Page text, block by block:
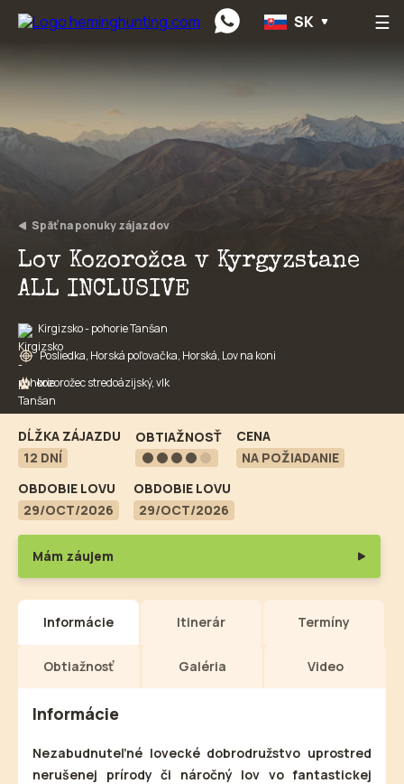
Preskočiť na obsah ☰
SK
Späť na ponuky zájazdov
Lov Kozorožca v Kyrgyzstane
ALL INCLUSIVE
Kirgizsko - pohorie Tanšan
Posliedka, Horská poľovačka, Horská, Lov na koni
kozorožec stredoázijský, vlk
DĹŽKA ZÁJAZDU
12 DNÍ
OBTIAŽNOSŤ
CENA
NA POŽIADANIE
OBDOBIE LOVU
29/OCT/2026
OBDOBIE LOVU
29/OCT/2026
Mám záujem
Informácie Itinerár Termíny
Obtiažnosť Galéria Video
Informácie
Nezabudnuteľné lovecké dobrodružstvo uprostred
nerušenej prírody či náročný lov vo fantastickej